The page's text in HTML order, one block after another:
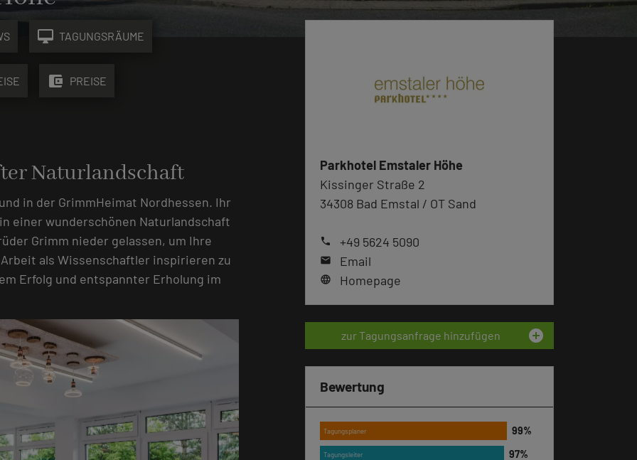
desktop_mac TAGUNGSRÄUME
account_balance_wallet PREISE
Naturlandschaft
in der GrimmHeimat Nordhessen. Ihr
einer wunderschönen Naturlandschaft
Grimm nieder gelassen, um Ihre
als Wissenschaftler inspirieren zu
Erfolg und entspannter Erholung im
Parkhotel Emstaler Höhe
Kissinger Straße 2
34308 Bad Emstal / OT Sand
phone +49 5624 5090
mail Email
language Homepage
zur Tagungsanfrage hinzufügen add_circle
Bewertung
Tagungsplaner
Tagungsleiter